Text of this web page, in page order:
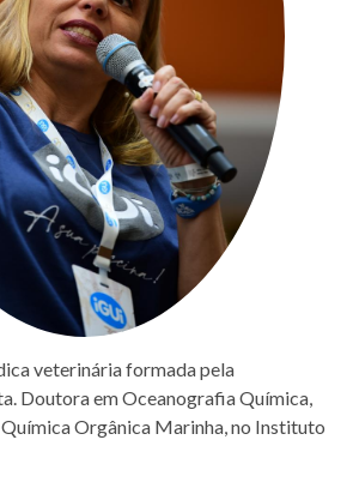
veterinária formada pela
Doutora em Oceanografia Química,
Orgânica Marinha, no Instituto